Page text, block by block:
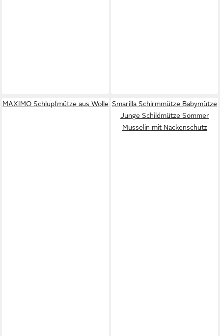
MAXIMO Schlupfmütze aus Wolle Smarilla Schirmmütze Babymütze
Junge Schildmütze Sommer
Musselin mit Nackenschutz